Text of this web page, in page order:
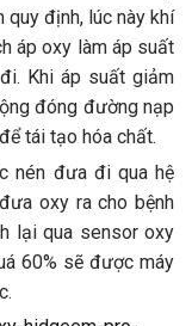
định, lúc này khí
áp oxy làm áp suất
Khi áp suất giảm
đóng đường nạp
tái tạo hóa chất.
nén đưa đi qua hệ
oxy ra cho bệnh
lại qua sensor oxy
60% sẽ được máy